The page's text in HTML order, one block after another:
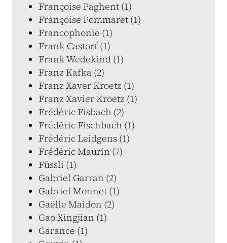
Françoise Paghent (1)
Françoise Pommaret (1)
Francophonie (1)
Frank Castorf (1)
Frank Wedekind (1)
Franz Kafka (2)
Franz Xaver Kroetz (1)
Franz Xavier Kroetz (1)
Frédéric Fisbach (2)
Frédéric Fischbach (1)
Frédéric Leidgens (1)
Frédéric Maurin (7)
Füssli (1)
Gabriel Garran (2)
Gabriel Monnet (1)
Gaëlle Maidon (2)
Gao Xingjian (1)
Garance (1)